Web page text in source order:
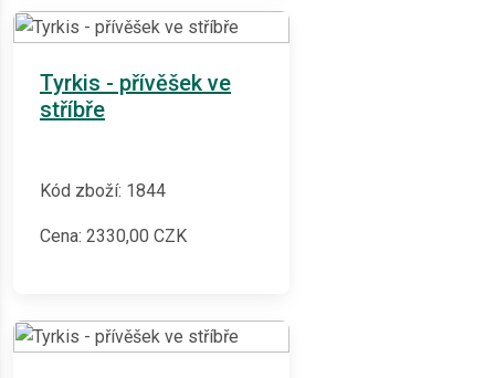
Tyrkis - přívěšek ve
stříbře
Kód zboží: 1844
Cena: 2330,00 CZK